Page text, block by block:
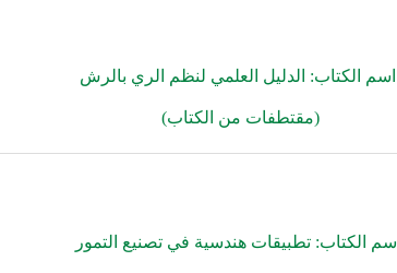
اسم الكتاب: الدليل العلمي لنظم الري بالرش
(مقتطفات من الكتاب)
اسم الكتاب: تطبيقات هندسية في تصنيع التمور